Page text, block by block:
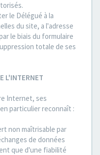
le Délégué à la
du site, a l'adresse
le biais du formulaire
totale de ses
L'INTERNET
Internet, ses
particulier reconnaît :
non maîtrisable par
de données
que d'une fiabilité